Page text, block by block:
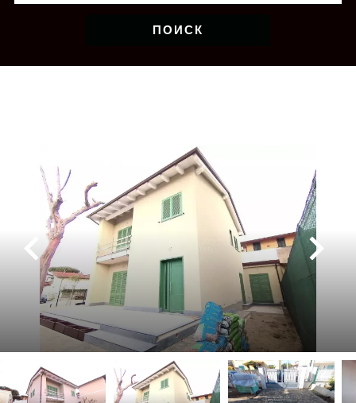
ПОИСК